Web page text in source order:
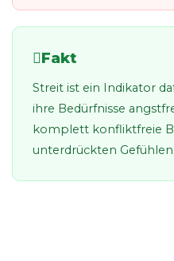
Fakt
Streit ist ein Indikator
ihre Bedürfnisse
komplett konfliktfreie
unterdrückten Gefühlen.